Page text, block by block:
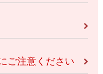
ご注意ください